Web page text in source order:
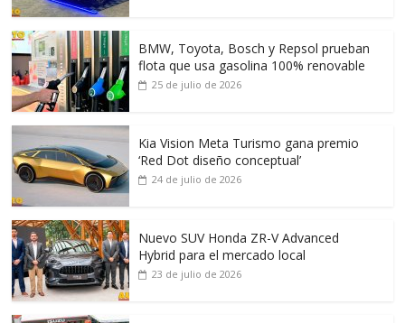
BMW, Toyota, Bosch y Repsol prueban
flota que usa gasolina 100% renovable
25 de julio de 2026
Kia Vision Meta Turismo gana premio
‘Red Dot diseño conceptual’
24 de julio de 2026
Nuevo SUV Honda ZR-V Advanced
Hybrid para el mercado local
23 de julio de 2026